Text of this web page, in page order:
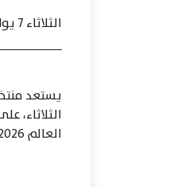
الثلاثاء 7 يوليو, 2026
يستعد
العالم 2026، في لقاء ينتظره الملايين من الجماهير المصرية والعربية.